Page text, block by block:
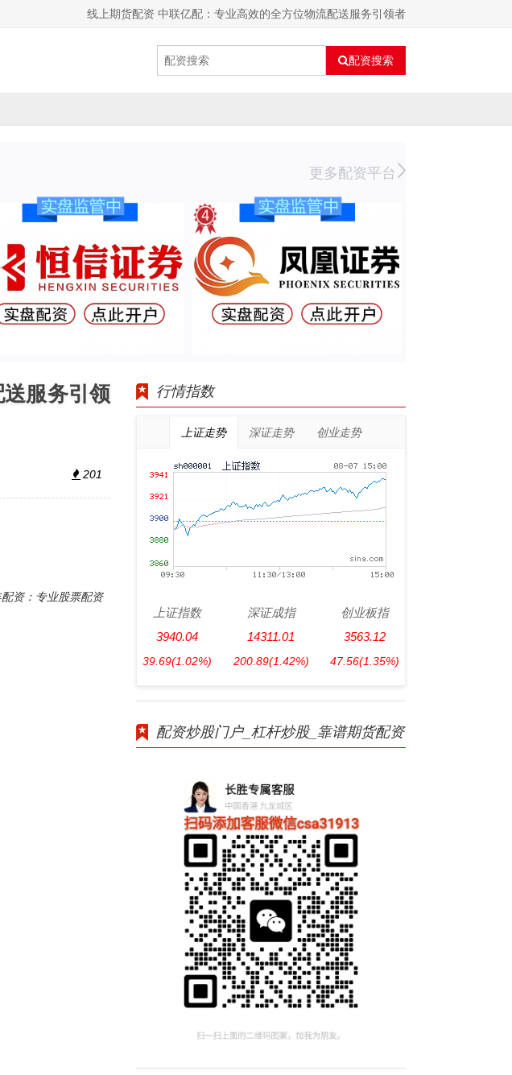
线上期货配资 中联亿配：专业高效的全方位物流配送服务引领者
配资搜索
更多配资平台
服务引领
201
资：专业股票配资
行情指数
上证走势 深证走势 创业走势
上证指数
3940.04
39.69(1.02%)
深证成指
14311.01
200.89(1.42%)
创业板指
3563.12
47.56(1.35%)
配资炒股门户_杠杆炒股_靠谱期货配资